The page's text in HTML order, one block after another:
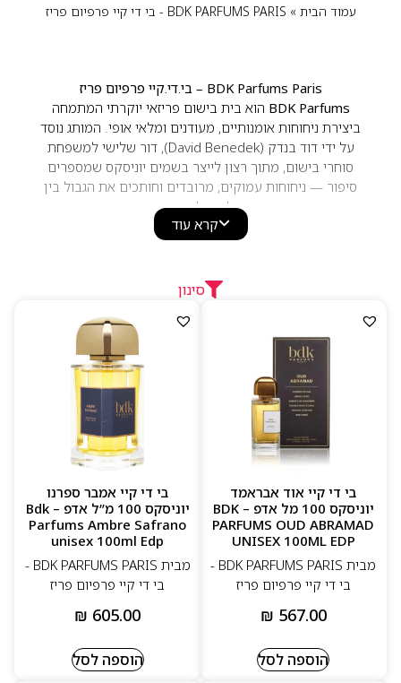
עמוד הבית» BDK PARFUMS PARIS - בי די קיי פרפיום פריז
BDK Parfums Paris – בי.די.קיי פרפיום פריז
BDK Parfumsהוא בית בישום פריזאי יוקרתי המתמחה
ביצירת ניחוחות אומנותיים, מעודנים ומלאי אופי. המותג נוסד
על ידי דוד בנדק (David Benedek), דור שלישי למשפחת
סוחרי בישום, מתוך רצון לייצר בשמים יוניסקס שמספרים
סיפור — ניחוחות עמוקים, מרובדים וחותכים את הגבול בין
קלאסי למודרני.
חומרי גלם טבעיים
: ורדים טורקיים, סנדלווד קרמי, פטשולי,
בושם נרקח כיצירת בוטיק יוקרתית, עם התפתחות עשירה על
העור ועמידות גבוהה שמגדירה את החתימה האלגנטית של
המותג.
קולקציית הבשמים של BDK כוללת פרפרים מודרניים כמו
Gris Charnel,Rouge Smoking Pas Ce Soir,Ciel Serein
ועוד. כל ניחוח בנוי בשכבות אינטליגנטיות: פתיחה מפתיעה,
לב עשיר שמתעגל על העור, ובסיס חמים, עמוק ובעל נוכחות
בלתי נשכחת.הבקבוקים המעוצבים בסגנון פריזאי נקי
משלימים את חוויית היוקרה.
בית בישום פריזאי איכותי ויוקרתי
יצירות ריח עמוקות, יוניסקס ובעלות נוכחות
שימוש בחומרי גלם טבעיים ונבחרים
קולקציות מודרניות שזוכות להערכה עולמית
קרא עוד
סינון
בי די קיי אוד אבראמד
יוניסקס 100 מל אדפ – BDK
PARFUMS OUD ABRAMAD
UNISEX 100ML EDP
מבית BDK PARFUMS PARIS -
בי די קיי פרפיום פריז
₪ 567.00
הוספה לסל
בי די קיי אמבר ספרנו
יוניסקס 100 מ”ל אדפ – Bdk
Parfums Ambre Safrano
unisex 100ml Edp
מבית BDK PARFUMS PARIS -
בי די קיי פרפיום פריז
₪ 605.00
הוספה לסל